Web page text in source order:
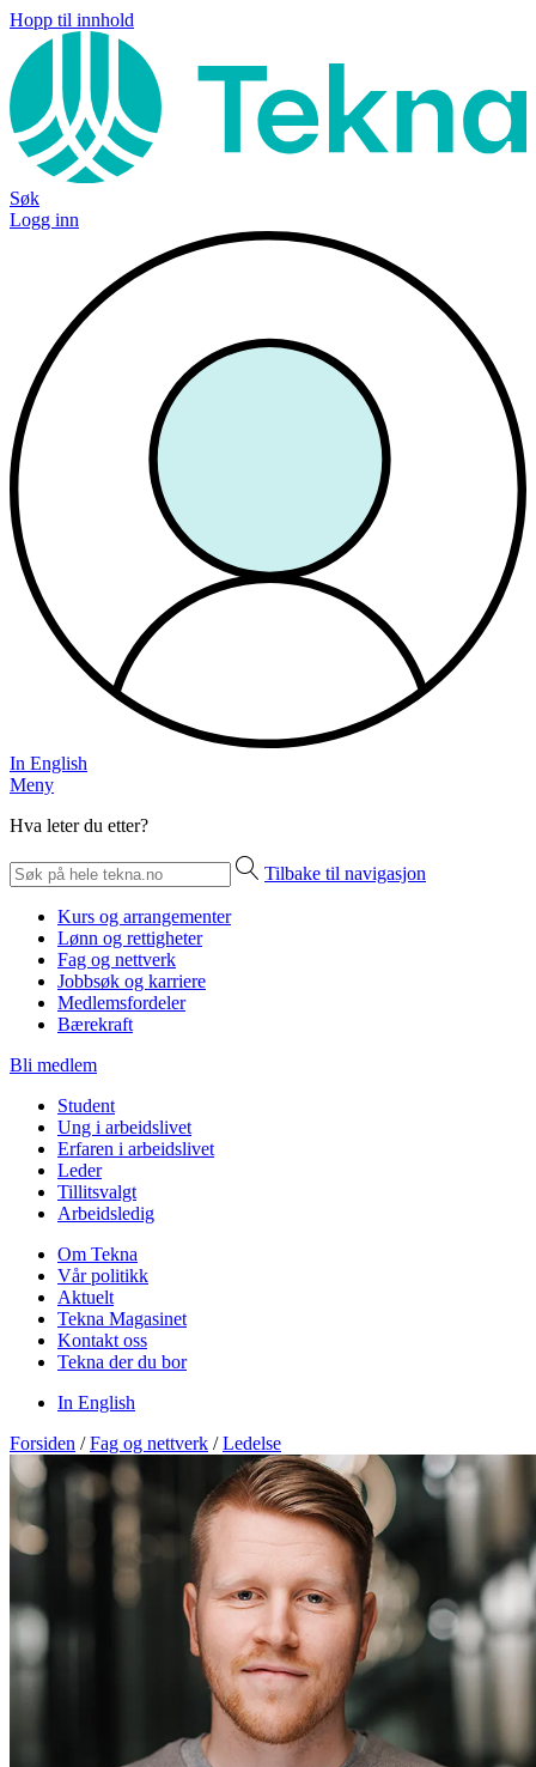
Hopp til innhold
Søk
Logg inn
In English
Meny
Hva leter du etter?
Tilbake til navigasjon
Kurs og arrangementer
Lønn og rettigheter
Fag og nettverk
Jobbsøk og karriere
Medlemsfordeler
Bærekraft
Bli medlem
Student
Ung i arbeidslivet
Erfaren i arbeidslivet
Leder
Tillitsvalgt
Arbeidsledig
Om Tekna
Vår politikk
Aktuelt
Tekna Magasinet
Kontakt oss
Tekna der du bor
In English
Forsiden / Fag og nettverk / Ledelse